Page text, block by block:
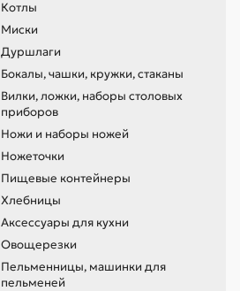
Котлы
Миски
Дуршлаги
Бокалы, чашки, кружки, стаканы
Вилки, ложки, наборы столовых
приборов
Ножи и наборы ножей
Ножеточки
Пищевые контейнеры
Хлебницы
Аксессуары для кухни
Овощерезки
Пельменницы, машинки для
пельменей